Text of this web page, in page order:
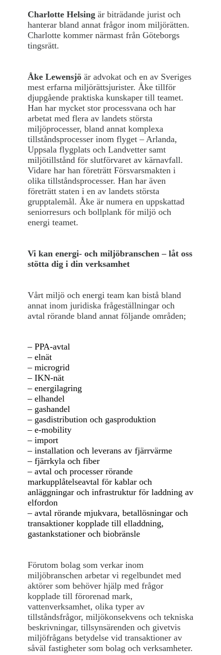
Charlotte Helsing är biträdande jurist och
hanterar bland annat frågor inom miljörätten.
Charlotte kommer närmast från Göteborgs
tingsrätt.
Åke Lewensjö är advokat och en av Sveriges
mest erfarna miljörättsjurister. Åke tillför
djupgående praktiska kunskaper till teamet.
Han har mycket stor processvana och har
arbetat med flera av landets största
miljöprocesser, bland annat komplexa
tillståndsprocesser inom flyget – Arlanda,
Uppsala flygplats och Landvetter samt
miljötillstånd för slutförvaret av kärnavfall.
Vidare har han företrätt Försvarsmakten i
olika tillståndsprocesser. Han har även
företrätt staten i en av landets största
grupptalemål. Åke är numera en uppskattad
seniorresurs och bollplank för miljö och
energi teamet.
Vi kan energi- och miljöbranschen – låt oss
stötta dig i din verksamhet
Vårt miljö och energi team kan bistå bland
annat inom juridiska frågeställningar och
avtal rörande bland annat följande områden;
– PPA-avtal
– elnät
– microgrid
– IKN-nät
– energilagring
– elhandel
– gashandel
– gasdistribution och gasproduktion
– e-mobility
– import
– installation och leverans av fjärrvärme
– fjärrkyla och fiber
– avtal och processer rörande
markupplåtelseavtal för kablar och
anläggningar och infrastruktur för laddning av
elfordon
– avtal rörande mjukvara, betallösningar och
transaktioner kopplade till elladdning,
gastankstationer och biobränsle
Förutom bolag som verkar inom
miljöbranschen arbetar vi regelbundet med
aktörer som behöver hjälp med frågor
kopplade till förorenad mark,
vattenverksamhet, olika typer av
tillståndsfrågor, miljökonsekvens och tekniska
beskrivningar, tillsynsärenden och givetvis
miljöfrågans betydelse vid transaktioner av
såväl fastigheter som bolag och verksamheter.